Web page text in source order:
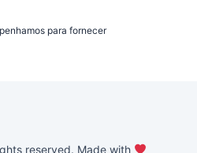
para fornecer
reserved. Made with